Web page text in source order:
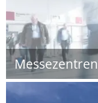
Messezentren